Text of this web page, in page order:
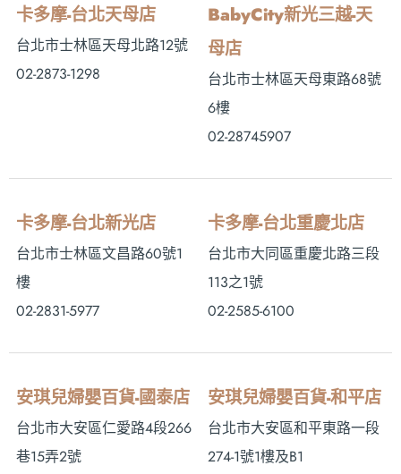
卡多摩-台北天母店
台北市士林區天母北路12號
02-2873-1298
BabyCity新光三越-天
母店
台北市士林區天母東路68號
6樓
02-28745907
卡多摩-台北新光店
台北市士林區文昌路60號1
樓
02-2831-5977
卡多摩-台北重慶北店
台北市大同區重慶北路三段
113之1號
02-2585-6100
安琪兒婦嬰百貨-國泰店
台北市大安區仁愛路4段266
巷15弄2號
安琪兒婦嬰百貨-和平店
台北市大安區和平東路一段
274-1號1樓及B1